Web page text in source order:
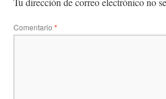
Comentario *